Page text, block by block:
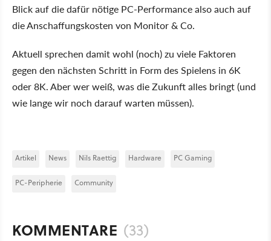
Blick auf die dafür nötige PC-Performance also auch auf
die Anschaffungskosten von Monitor & Co.
Aktuell sprechen damit wohl (noch) zu viele Faktoren
gegen den nächsten Schritt in Form des Spielens in 6K
oder 8K. Aber wer weiß, was die Zukunft alles bringt (und
wie lange wir noch darauf warten müssen).
Artikel News Nils Raettig Hardware PC Gaming
PC-Peripherie Community
KOMMENTARE (33)